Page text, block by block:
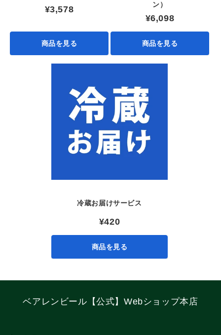
¥3,578
商品を見る
ン）
¥6,098
商品を見る
冷蔵お届けサービス
¥420
商品を見る
ベアレンビール【公式】Webショップ本店